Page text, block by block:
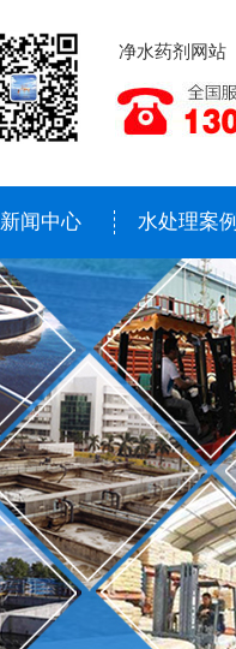
净水药剂网站
新闻中心 水处理案例